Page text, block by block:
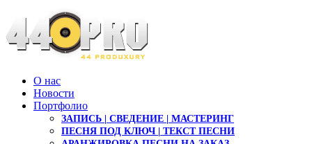
О нас
Новости
Портфолио
ЗАПИСЬ | СВЕДЕНИЕ | МАСТЕРИНГ
ПЕСНЯ ПОД КЛЮЧ | ТЕКСТ ПЕСНИ